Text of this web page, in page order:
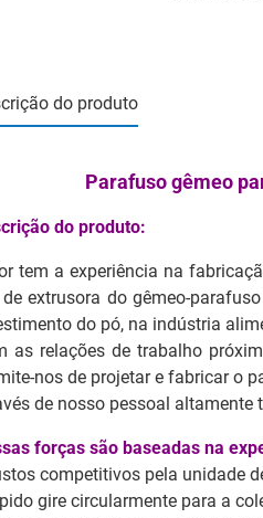
do produto
Parafuso gêmeo
do produto:
tem a experiência na
extrusora do gêmeo-
do pó, na indústria
as relações de trabalho
nos de projetar e fabricar o
de nosso pessoal altamente
forças são baseadas na
competitivos pela unidade
gire circularmente para a